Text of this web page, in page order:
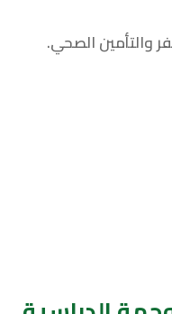
والتأمين الصحي.